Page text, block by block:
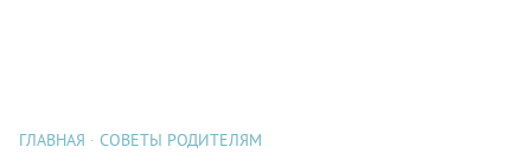
ГЛАВНАЯ СОВЕТЫ РОДИТЕЛЯМ